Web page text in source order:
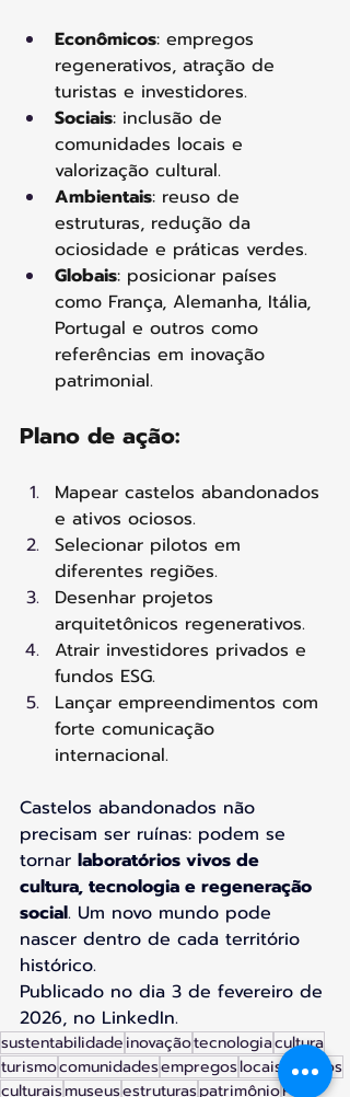
Econômicos: empregos
regenerativos, atração de
turistas e investidores.
Sociais: inclusão de
comunidades locais e
valorização cultural.
Ambientais: reuso de
estruturas, redução da
ociosidade e práticas verdes.
Globais: posicionar países
como França, Alemanha, Itália,
Portugal e outros como
referências em inovação
patrimonial.
Plano de ação:
Mapear castelos abandonados
e ativos ociosos.
Selecionar pilotos em
diferentes regiões.
Desenhar projetos
arquitetônicos regenerativos.
Atrair investidores privados e
fundos ESG.
Lançar empreendimentos com
forte comunicação
internacional.
Castelos abandonados não
precisam ser ruínas: podem se
tornar laboratórios vivos de
cultura, tecnologia e regeneração
social. Um novo mundo pode
nascer dentro de cada território
histórico.
Publicado no dia 3 de fevereiro de
2026, no LinkedIn.
sustentabilidadeinovaçãotecnologiacultura
turismocomunidadesempregoslocais eventos
culturaismuseusestruturaspatrimônioPPP